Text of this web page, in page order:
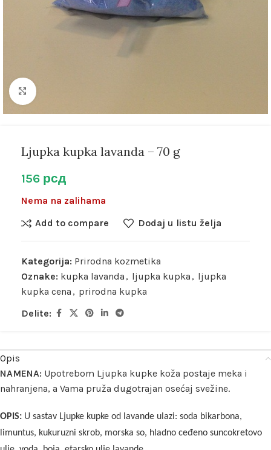
Kliknite za uvećanje
Ljupka kupka lavanda – 70 g
156 рсд
Nema na zalihama
Add to compare
Dodaj u listu želja
Kategorija: Prirodna kozmetika
Oznake: kupka lavanda , ljupka kupka , ljupka
kupka cena , prirodna kupka
Delite:
Opis
NAMENA: Upotrebom Ljupka kupke koža postaje meka i
nahranjena, a Vama pruža dugotrajan osećaj svežine.
OPIS: U sastav Ljupke kupke od lavande ulazi: soda bikarbona,
limuntus, kukuruzni skrob, morska so, hladno ceđeno suncokretovo